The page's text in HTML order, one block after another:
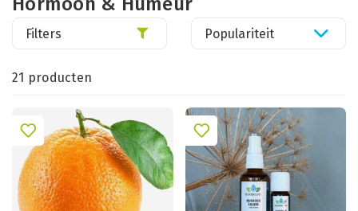
21 producten
Filters Populariteit